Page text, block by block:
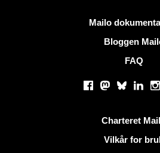
Mailo
Bloggen
FAQ
Facebook
Mastodon
Bluesky
Charteret
Vilkår for